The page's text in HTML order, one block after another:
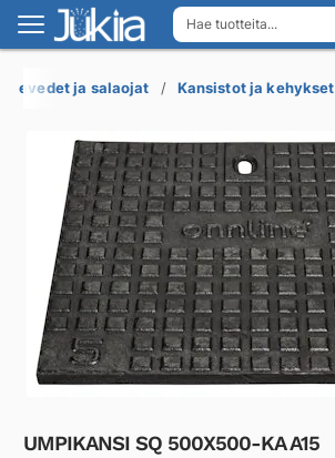
Hae tuotteita...
Siirry
navigointiin
Siirry
sisältöön
ja salaojat Kansistot ja kehykset
UMPIKANSI SQ 500X500-KA A15